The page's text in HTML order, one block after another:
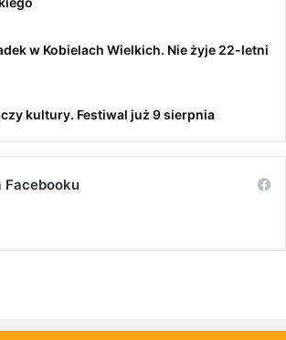
w Kobielach Wielkich. Nie żyje 22-letni
kultury. Festiwal już 9 sierpnia
Facebooku